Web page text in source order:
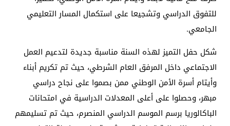
للتفوق الدراسي وتشجيعا على استكمال المسار التعليمي
الجامعي.
شكل حفل التميز لهذه السنة مناسبة جديدة لتدعيم العمل
الاجتماعي داخل المرفق العام الشرطي، حيث تم تكريم أبناء
وأيتام أسرة الأمن الوطني ممن بصموا على نجاح دراسي
مبهر، وحصلوا على أعلى المعدلات الدراسية في امتحانات
الباكالوريا برسم الموسم الدراسي المنصرم، حيث تم تسليمهم